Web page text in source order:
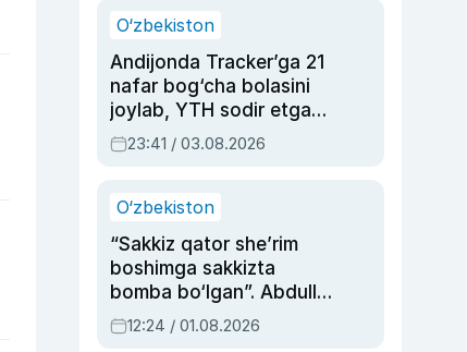
O‘zbekiston
Andijonda Tracker’ga 21
nafar bog‘cha bolasini
joylab, YTH sodir etgan
ayolga sud hukmi o‘qildi
23:41 / 03.08.2026
O‘zbekiston
“Sakkiz qator she’rim
boshimga sakkizta
bomba bo‘lgan”. Abdulla
Oripovni siyosiy
ayblovlardan asrab
12:24 / 01.08.2026